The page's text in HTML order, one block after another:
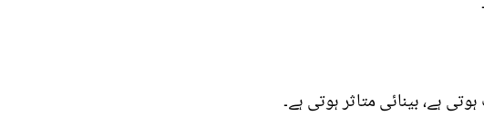
ہے، بینائی متاثر ہوتی ہے۔